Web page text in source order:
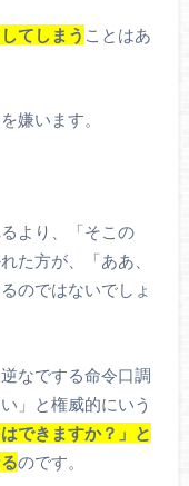
てしまう ことはあ
嫌います。
より、「そこの
た方が、「ああ、
のではないでしょ
なでする命令口調
」と権威的にいう
できますか？」と
のです。